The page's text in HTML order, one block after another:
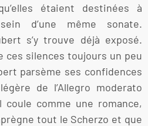
étaient destinées à
d’une même sonate.
s’y trouve déjà exposé.
ces silences toujours un peu
parsème ses confidences
de l’Allegro moderato
coule comme une romance,
tout le Scherzo et que